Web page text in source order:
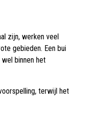
zijn, werken veel
gebieden. Een bui
binnen het
terwijl het